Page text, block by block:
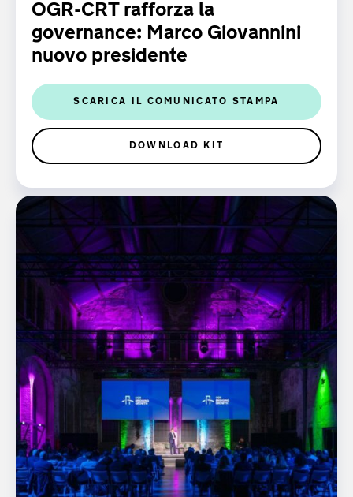
OGR-CRT rafforza la
governance: Marco Giovannini
nuovo presidente
SCARICA IL COMUNICATO STAMPA
DOWNLOAD KIT